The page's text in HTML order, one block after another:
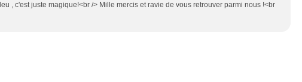
, c'est juste magique!<br /> Mille mercis et ravie de vous retrouver parmi nous !<br